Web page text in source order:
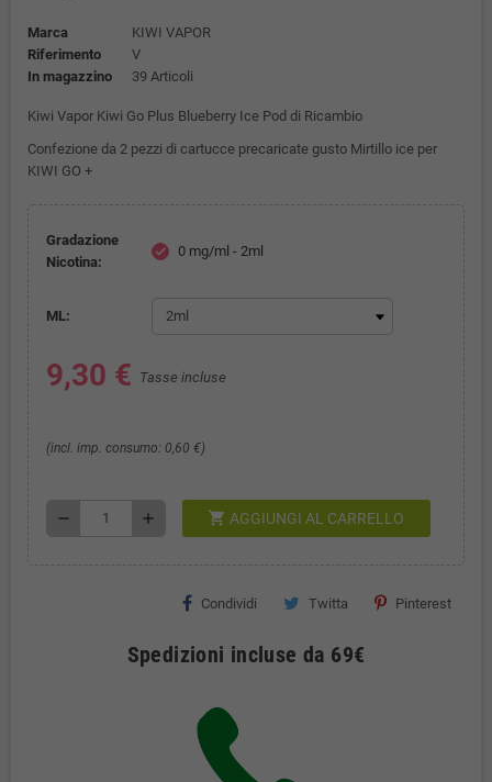
Marca
KIWI VAPOR
Riferimento
V
In magazzino
39 Articoli
Kiwi Vapor Kiwi Go Plus Blueberry Ice Pod di Ricambio
Confezione da 2 pezzi di cartucce precaricate gusto Mirtillo ice per
KIWI GO +
Gradazione
Nicotina:
check 0 mg/ml - 2ml
ML:
9,30 € Tasse incluse
(incl. imp. consumo: 0,60 €)
remove add shopping_cart AGGIUNGI AL CARRELLO
Condividi Twitta Pinterest
Spedizioni incluse da 69€